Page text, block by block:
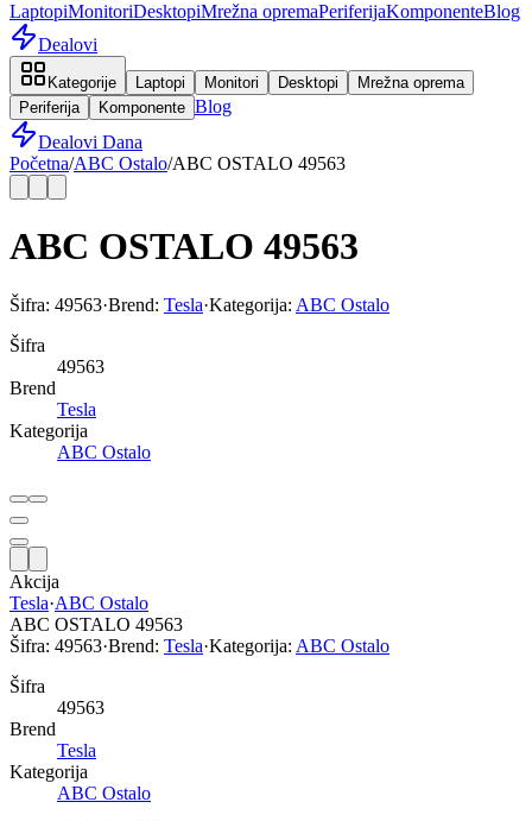
LaptopiMonitoriDesktopiMrežna opremaPeriferijaKomponenteBlog
Dealovi
Kategorije Laptopi Monitori Desktopi
Mrežna oprema
Periferija
Komponente Blog
Dealovi Dana
Početna/ABC Ostalo/ABC OSTALO 49563
ABC OSTALO 49563
Šifra: 49563·Brend: Tesla·Kategorija: ABC Ostalo
Šifra
49563
Brend
Tesla
Kategorija
ABC Ostalo
Akcija
Tesla·ABC Ostalo
ABC OSTALO 49563
Šifra: 49563·Brend: Tesla·Kategorija: ABC Ostalo
Šifra
49563
Brend
Tesla
Kategorija
ABC Ostalo